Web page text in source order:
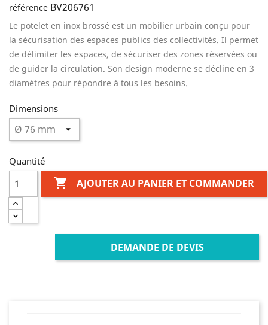
référence BV206761
Le potelet en inox brossé est un mobilier urbain conçu pour
la sécurisation des espaces publics des collectivités. Il permet
de délimiter les espaces, de sécuriser des zones réservées ou
de guider la circulation. Son design moderne se décline en 3
diamètres pour répondre à tous les besoins.
Dimensions
Quantité
 AJOUTER AU PANIER ET COMMANDER
DEMANDE DE DEVIS